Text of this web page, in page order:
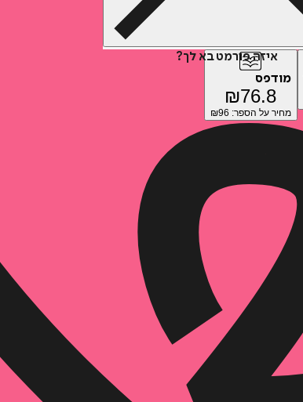
איזה פורמט בא לך?
מודפס
₪76.8
מחיר על הספר: ₪ 96